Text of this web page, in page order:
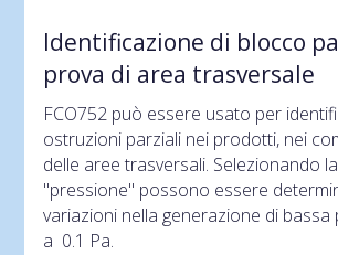
Identificazione di blocco
prova di area trasversale
FCO752 può essere usato per
ostruzioni parziali nei prodotti, nei
delle aree trasversali. Selezionando
"pressione" possono essere
variazioni nella generazione di bassa
a 0.1 Pa.